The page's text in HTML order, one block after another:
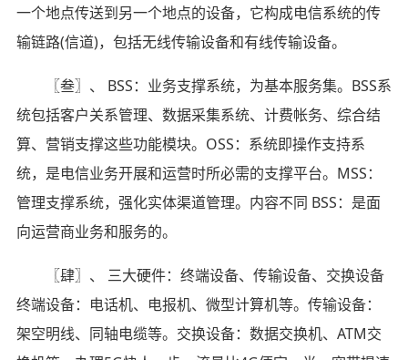
一个地点传送到另一个地点的设备，它构成电信系统的传
输链路(信道)，包括无线传输设备和有线传输设备。
〖叁〗、 BSS：业务支撑系统，为基本服务集。BSS系
统包括客户关系管理、数据采集系统、计费帐务、综合结
算、营销支撑这些功能模块。OSS：系统即操作支持系
统，是电信业务开展和运营时所必需的支撑平台。MSS：
管理支撑系统，强化实体渠道管理。内容不同 BSS：是面
向运营商业务和服务的。
〖肆〗、 三大硬件：终端设备、传输设备、交换设备
终端设备：电话机、电报机、微型计算机等。传输设备：
架空明线、同轴电缆等。交换设备：数据交换机、ATM交